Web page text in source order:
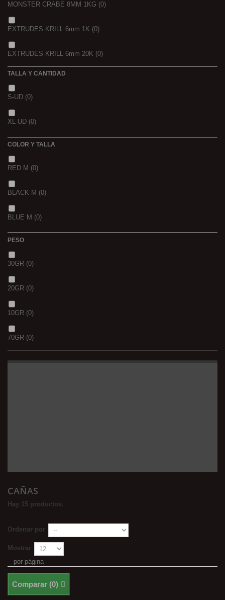
3 K
5 K
MONSTER CRABE 8MM 1KG (0)
EXTRUDES KRILL 6mm 1K (0)
EXTRUDES KRILL 6mm 20K (0)
NOIR POISSON 8MM 1K
TALLA Y CANTIDAD
S-UD (0)
XL-UD (0)
COLOR Y TALLA
RED M (0)
BLACK M (0)
BLUE M (0)
PESO
30GR (0)
20GR (0)
10GR (0)
70GR (0)
CAÑAS
Hay 15 productos.
Ordenar por
Mostrar
por página
Comparar (0)